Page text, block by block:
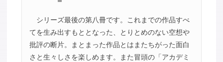
シリーズ最後の第八冊です。これまでの作品すべ
てを生み出すもととなった、とりとめのない空想や
批評の断片。まとまった作品とはまたちがった面白
さと生々しさを楽しめます。また冒頭の「アカデミ